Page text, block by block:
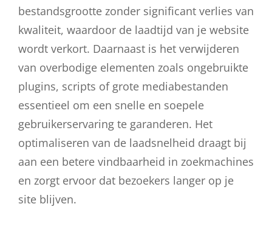
bestandsgrootte zonder significant verlies van
kwaliteit, waardoor de laadtijd van je website
wordt verkort. Daarnaast is het verwijderen
van overbodige elementen zoals ongebruikte
plugins, scripts of grote mediabestanden
essentieel om een snelle en soepele
gebruikerservaring te garanderen. Het
optimaliseren van de laadsnelheid draagt bij
aan een betere vindbaarheid in zoekmachines
en zorgt ervoor dat bezoekers langer op je
site blijven.